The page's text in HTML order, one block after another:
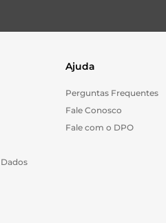
Ajuda
Perguntas Frequentes
Fale Conosco
Fale com o DPO